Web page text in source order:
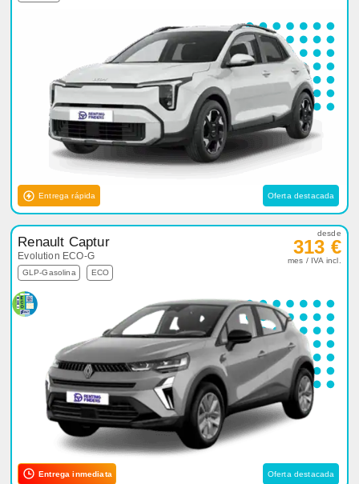
Entrega rápida Oferta destacada
Renault Captur
Evolution ECO-G
GLP-Gasolina ECO
desde
313 €
mes / IVA incl.
Entrega inmediata Oferta destacada